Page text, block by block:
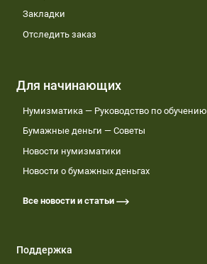
Закладки
Отследить заказ
Для начинающих
Нумизматика — Руководство по обучению
Бумажные деньги — Советы
Новости нумизматики
Новости о бумажных деньгах
Все новости и статьи
Поддержка